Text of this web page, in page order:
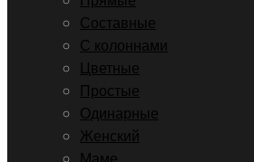
Составные
С колоннами
Цветные
Простые
Одинарные
Женский